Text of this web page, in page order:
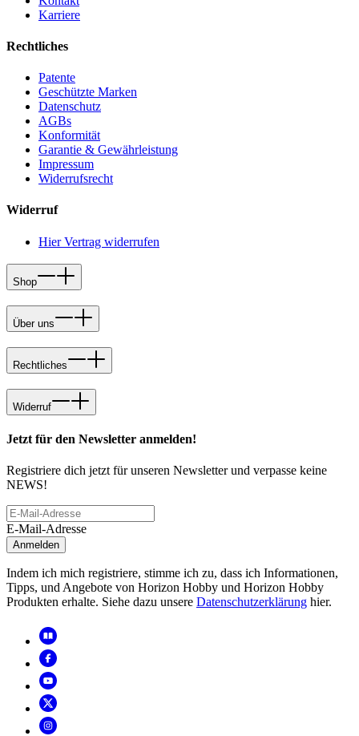
Karriere
Rechtliches
Patente
Geschützte Marken
Datenschutz
AGBs
Konformität
Garantie & Gewährleistung
Impressum
Widerrufsrecht
Widerruf
Hier Vertrag widerrufen
Shop
Über uns
Rechtliches
Widerruf
Jetzt für den Newsletter anmelden!
Registriere dich jetzt für unseren Newsletter und verpasse keine
NEWS!
E-Mail-Adresse
Anmelden
Indem ich mich registriere, stimme ich zu, dass ich Informationen,
Tipps, und Angebote von Horizon Hobby und Horizon Hobby
Produkten erhalte. Siehe dazu unsere Datenschutzerklärung hier.